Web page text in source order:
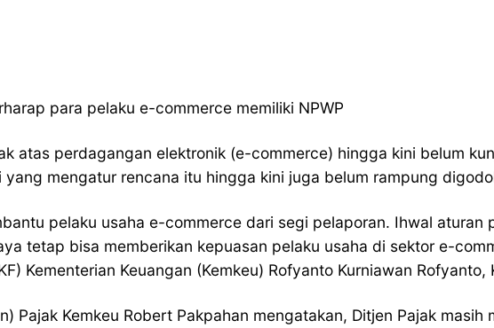
para pelaku e-commerce memiliki NPWP
atas perdagangan elektronik (e-commerce) hingga kini belum
mengatur rencana itu hingga kini juga belum rampung
pelaku usaha e-commerce dari segi pelaporan. Ihwal aturan
tetap bisa memberikan kepuasan pelaku usaha di sektor e-
Kementerian Keuangan (Kemkeu) Rofyanto Kurniawan Rofyanto,
Pajak Kemkeu Robert Pakpahan mengatakan, Ditjen Pajak